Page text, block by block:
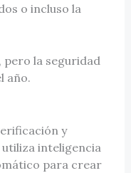
o incluso la
pero la seguridad
año.
y
inteligencia
para crear